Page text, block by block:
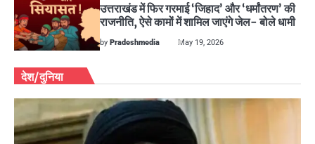
उत्तराखंड में फिर गरमाई ‘जिहाद’ और ‘धर्मांतरण’ की
राजनीति, ऐसे कामों में शामिल जाएंगे जेल- बोले धामी
byPradeshmedia May 19, 2026
देश/दुनिया